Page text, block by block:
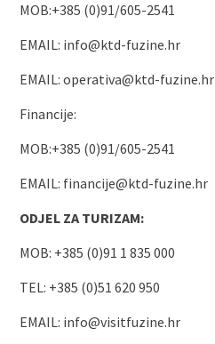
MOB:+385 (0)91/605-2541
EMAIL: info@ktd-fuzine.hr
EMAIL: operativa@ktd-fuzine.hr
Financije:
MOB:+385 (0)91/605-2541
EMAIL: financije@ktd-fuzine.hr
ODJEL ZA TURIZAM:
MOB: +385 (0)91 1 835 000
TEL: +385 (0)51 620 950
EMAIL: info@visitfuzine.hr